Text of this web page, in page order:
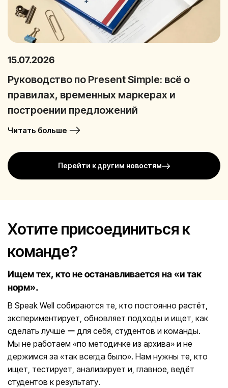
15.07.2026
Руководство по Present Simple: всё о
правилах, временных маркерах и
построении предложений
Читать больше
Перейти к другим новостям
Хотите присоединиться к
команде?
Ищем тех, кто не останавливается на «и так
норм».
В Speak Well собираются те, кто постоянно растёт,
экспериментирует, обновляет подходы и ищет, как
сделать лучше ー для себя, студентов и команды.
Мы не работаем «по методичке из архива» и не
держимся за «так всегда было». Нам нужны те, кто
ищет, тестирует, анализирует и, главное, ведёт
студентов к результату.